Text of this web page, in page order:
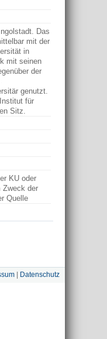
Das
mit der
in
mit seinen
der
genutzt.
für
Sitz.
KU oder
Zweck der
Quelle
| Datenschutz